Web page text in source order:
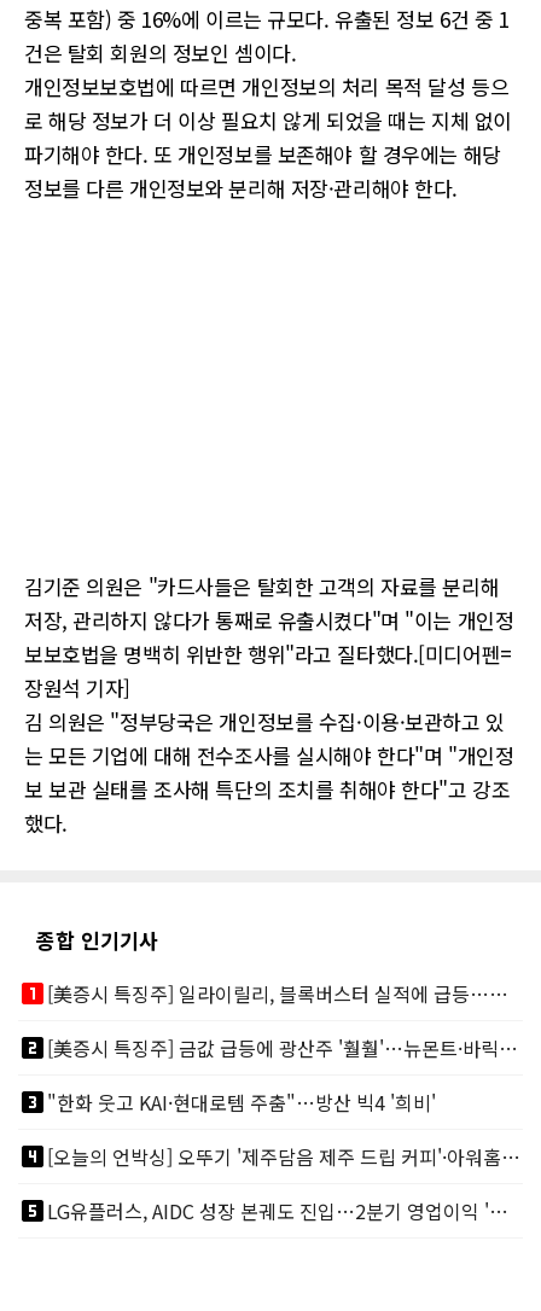
중복 포함) 중 16%에 이르는 규모다. 유출된 정보 6건 중 1
건은 탈회 회원의 정보인 셈이다.
개인정보보호법에 따르면 개인정보의 처리 목적 달성 등으
로 해당 정보가 더 이상 필요치 않게 되었을 때는 지체 없이
파기해야 한다. 또 개인정보를 보존해야 할 경우에는 해당
정보를 다른 개인정보와 분리해 저장·관리해야 한다.
김기준 의원은 "카드사들은 탈회한 고객의 자료를 분리해
저장, 관리하지 않다가 통째로 유출시켰다"며 "이는 개인정
보보호법을 명백히 위반한 행위"라고 질타했다.[미디어펜=
장원석 기자]
김 의원은 "정부당국은 개인정보를 수집·이용·보관하고 있
는 모든 기업에 대해 전수조사를 실시해야 한다"며 "개인정
보 보관 실태를 조사해 특단의 조치를 취해야 한다"고 강조
했다.
종합 인기기사
looks_one
[美증시 특징주] 일라이릴리, 블록버스터 실적에 급등…마운자로 매출 폭발
looks_two
[美증시 특징주] 금값 급등에 광산주 '훨훨'…뉴몬트·바릭마이닝 주도
looks_3"한화 웃고 KAI·현대로템 주춤"…방산 빅4 '희비'
looks_4
[오늘의 언박싱] 오뚜기 '제주담음 제주 드립 커피'·아워홈 ‘갓석박지’ 外
looks_5
LG유플러스, AIDC 성장 본궤도 진입…2분기 영업이익 '역대 최대'